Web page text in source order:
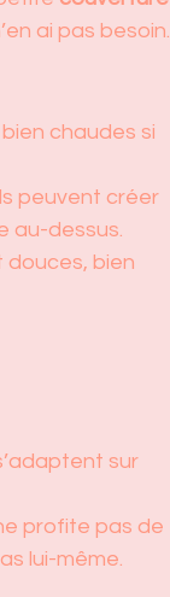
ai pas besoin.
chaudes si
peuvent créer
au-dessus.
douces, bien
sur
profite pas de
lui-même.